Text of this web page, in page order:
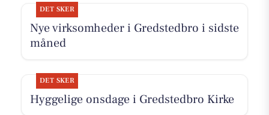
DET SKER
Nye virksomheder i Gredstedbro i sidste
måned
DET SKER
Hyggelige onsdage i Gredstedbro Kirke